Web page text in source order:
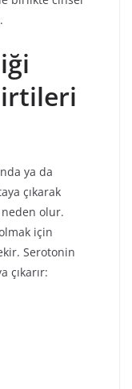
ya da
çıkarak
neden olur.
için
Serotonin
çıkarır: